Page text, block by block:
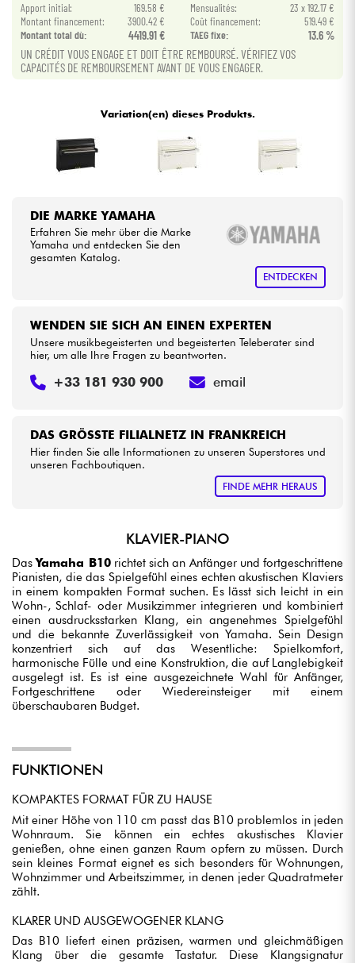
Bundle
Sehen Sie sich unsere Marken an
Apport initial: 169.58 € Mensualités:
23 x 192.17 €
Montant financement:
3900.42 € Coût financement:
519.49 €
Montant total dù:
4419.91 € TAEG fixe: 13.6 %
UN CRÉDIT VOUS ENGAGE ET DOIT ÊTRE REMBOURSÉ. VÉRIFIEZ VOS
CAPACITÉS DE REMBOURSEMENT AVANT DE VOUS ENGAGER.
Variation(en) dieses Produkts.
DIE MARKE YAMAHA
Erfahren Sie mehr über die Marke
Yamaha und entdecken Sie den
gesamten Katalog.
ENTDECKEN
DAS GRÖSSTE FILIALNETZ IN FRANKREICH
Hier finden Sie alle Informationen zu unseren Superstores und
unseren Fachboutiquen.
FINDE MEHR HERAUS
WENDEN SIE SICH AN EINEN EXPERTEN
Unsere musikbegeisterten und begeisterten Teleberater sind
hier, um alle Ihre Fragen zu beantworten.
+33 181 930 900 email
KLAVIER-PIANO
DasYamaha B10richtet sich an Anfänger und fortgeschrittene
Pianisten, die das Spielgefühl eines echten akustischen Klaviers
in einem kompakten Format suchen. Es lässt sich leicht in ein
Wohn-, Schlaf- oder Musikzimmer integrieren und kombiniert
einen ausdrucksstarken Klang, ein angenehmes Spielgefühl
und die bekannte Zuverlässigkeit von Yamaha. Sein Design
konzentriert sich auf das Wesentliche: Spielkomfort,
harmonische Fülle und eine Konstruktion, die auf Langlebigkeit
ausgelegt ist. Es ist eine ausgezeichnete Wahl für Anfänger,
Fortgeschrittene oder Wiedereinsteiger mit einem
überschaubaren Budget.
FUNKTIONEN
KOMPAKTES FORMAT FÜR ZU HAUSE
Mit einer Höhe von 110 cm passt das B10 problemlos in jeden
Wohnraum. Sie können ein echtes akustisches Klavier
genießen, ohne einen ganzen Raum opfern zu müssen. Durch
sein kleines Format eignet es sich besonders für Wohnungen,
Wohnzimmer und Arbeitszimmer, in denen jeder Quadratmeter
zählt.
KLARER UND AUSGEWOGENER KLANG
Das B10 liefert einen präzisen, warmen und gleichmäßigen
Klang über die gesamte Tastatur. Diese Klangsignatur